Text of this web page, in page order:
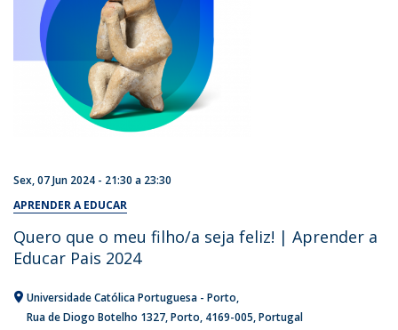
Sex, 07 Jun 2024 - 21:30 a 23:30
APRENDER A EDUCAR
Quero que o meu filho/a seja feliz! | Aprender a
Educar Pais 2024
Universidade Católica Portuguesa - Porto
Rua de Diogo Botelho 1327 Porto 4169-005 Portugal